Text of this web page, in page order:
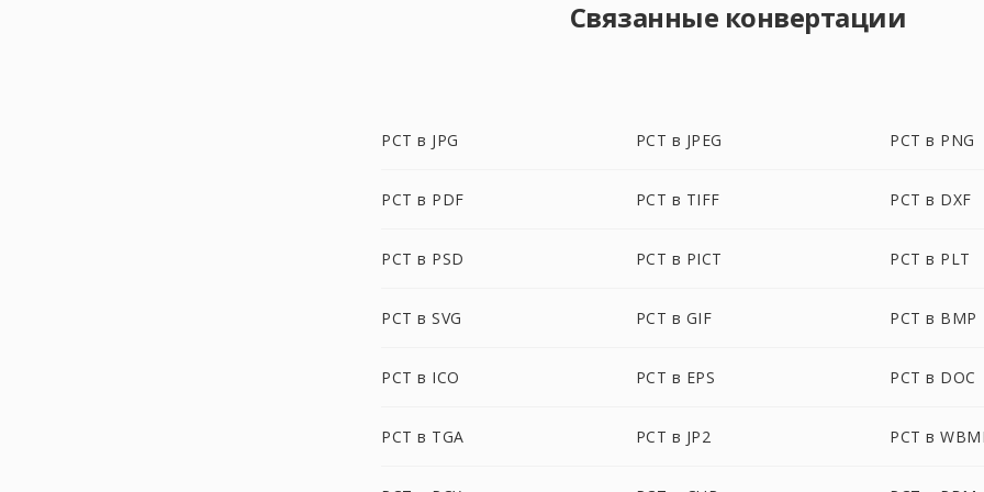
Связанные конвертации
PCT в JPG PCT в JPEG PCT в PNG
PCT в PDF PCT в TIFF PCT в DXF
PCT в PSD PCT в PICT PCT в PLT
PCT в SVG PCT в GIF PCT в BMP
PCT в ICO PCT в EPS PCT в DOC
PCT в TGA PCT в JP2 PCT в